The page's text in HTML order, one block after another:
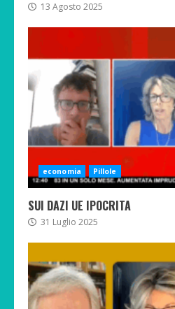
13 Agosto 2025
economia Pillole
SUI DAZI UE IPOCRITA
31 Luglio 2025